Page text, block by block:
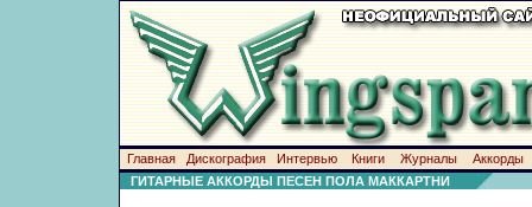
Главная Дискография Интервью Книги Журналы
Аккорды
ГИТАРНЫЕ АККОРДЫ ПЕСЕН ПОЛА МАККАРТНИ